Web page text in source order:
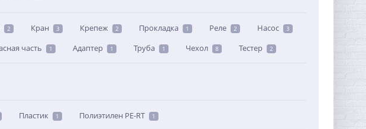
2 Кран 3 Крепеж 2 Прокладка 1 Реле 2 Насос 3
часть 1 Адаптер 1 Труба 1 Чехол 8 Тестер 2
Пластик 1 Полиэтилен PE-RT 1